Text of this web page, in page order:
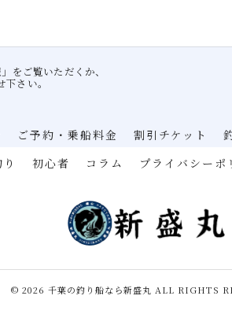
をご覧いただくか、
さい。
ご予約・乗船料金 割引チケット
初心者 コラム プライバシーポ
© 2026 千葉の釣り船なら新盛丸 ALL RIGHTS